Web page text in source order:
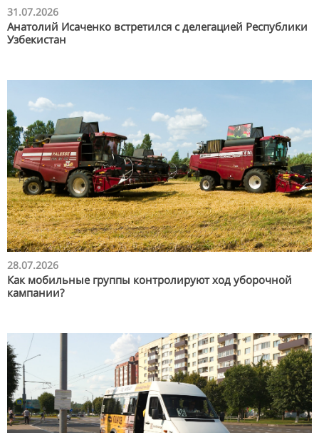
31.07.2026
Анатолий Исаченко встретился с делегацией Республики
Узбекистан
28.07.2026
Как мобильные группы контролируют ход уборочной
кампании?